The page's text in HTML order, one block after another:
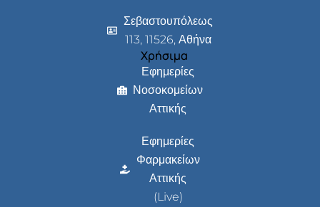
Σεβαστουπόλεως
113, 11526, Αθήνα
Χρήσιμα
Εφημερίες
Νοσοκομείων
Αττικής
Εφημερίες
Φαρμακείων
Αττικής
(Live)